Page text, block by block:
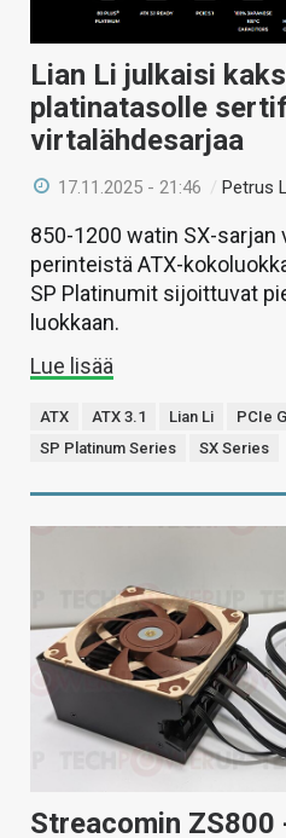
Lian Li julkaisi
platinatasolle
virtalähdesarjaa
17.11.2025 - 21:46 / Petrus
850-1200 watin SX-sarjan
perinteistä ATX-
SP Platinumit sijoittuvat
luokkaan.
Lue lisää
ATX ATX 3.1 Lian Li PCIe
SP Platinum Series
SX Series
Streacomin